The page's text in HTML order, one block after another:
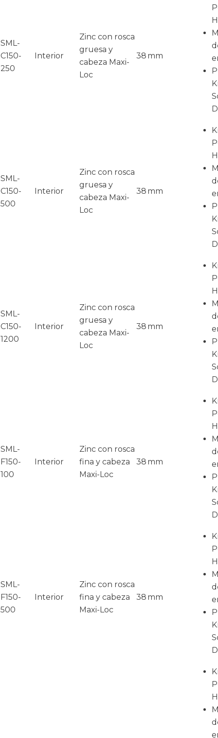
SML-
C150-
250
Interior
Zinc con rosca
gruesa y
cabeza Maxi-
Loc
38 mm
SML-
C150-
500
Interior
Zinc con rosca
gruesa y
cabeza Maxi-
Loc
38 mm
SML-
C150-
1200
Interior
Zinc con rosca
gruesa y
cabeza Maxi-
Loc
38 mm
SML-
F150-
100
Interior
Zinc con rosca
fina y cabeza
Maxi-Loc
38 mm
SML-
F150-
500
Interior
Zinc con rosca
fina y cabeza
Maxi-Loc
38 mm